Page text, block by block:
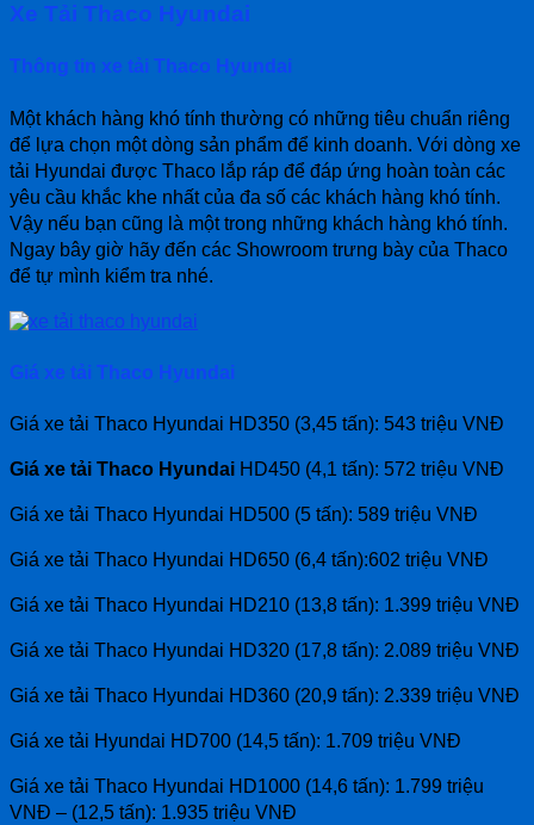
Xe Tải Thaco Hyundai
Thông tin xe tải Thaco Hyundai
Một khách hàng khó tính thường có những tiêu chuẩn riêng
để lựa chọn một dòng sản phẩm để kinh doanh. Với dòng xe
tải Hyundai được Thaco lắp ráp để đáp ứng hoàn toàn các
yêu cầu khắc khe nhất của đa số các khách hàng khó tính.
Vậy nếu bạn cũng là một trong những khách hàng khó tính.
Ngay bây giờ hãy đến các Showroom trưng bày của Thaco
để tự mình kiểm tra nhé.
Giá xe tải Thaco Hyundai
Giá xe tải Thaco Hyundai HD350 (3,45 tấn): 543 triệu VNĐ
Giá xe tải Thaco Hyundai HD450 (4,1 tấn): 572 triệu VNĐ
Giá xe tải Thaco Hyundai HD500 (5 tấn): 589 triệu VNĐ
Giá xe tải Thaco Hyundai HD650 (6,4 tấn):602 triệu VNĐ
Giá xe tải Thaco Hyundai HD210 (13,8 tấn): 1.399 triệu VNĐ
Giá xe tải Thaco Hyundai HD320 (17,8 tấn): 2.089 triệu VNĐ
Giá xe tải Thaco Hyundai HD360 (20,9 tấn): 2.339 triệu VNĐ
Giá xe tải Hyundai HD700 (14,5 tấn): 1.709 triệu VNĐ
Giá xe tải Thaco Hyundai HD1000 (14,6 tấn): 1.799 triệu
VNĐ – (12,5 tấn): 1.935 triệu VNĐ